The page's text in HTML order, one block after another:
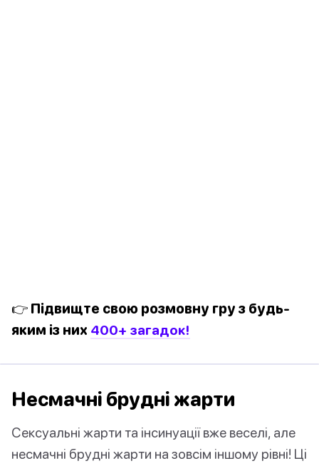
👉 Підвищте свою розмовну гру з будь-
яким із них 400+ загадок!
Несмачні брудні жарти
Сексуальні жарти та інсинуації вже веселі, але
несмачні брудні жарти на зовсім іншому рівні! Ці